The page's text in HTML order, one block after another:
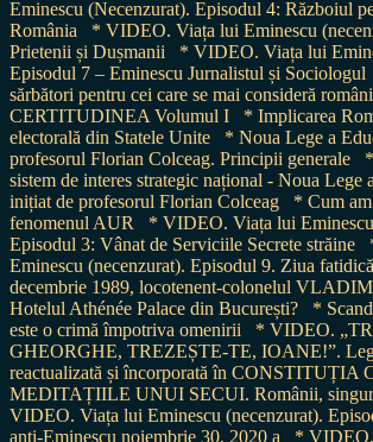
Eminescu (Necenzurat). Episodul 4: Războiul
România
* VIDEO. Viața lui Eminescu
Prietenii și Dușmanii
* VIDEO. Viața lui
Episodul 7 – Eminescu Jurnalistul și Sociologul
sărbători pentru cei care se mai consideră
CERTITUDINEA Volumul I
* Implicarea
electorală din Statele Unite
* Noua Lege a
profesorul Florian Colceag. Principii generale
sistem de interes strategic național - Noua Lege
inițiat de profesorul Florian Colceag
* Cum
fenomenul AUR
* VIDEO. Viața lui
Episodul 3: Vânat de Serviciile Secrete străine
Eminescu (necenzurat). Episodul 9. Ziua fatidică
decembrie 1989, locotenent-colonelul
Hotelul Athénée Palace din București?
*
este o crimă împotriva omenirii
* VIDEO.
GHEORGHE, TREZEȘTE-TE, IOANE!”.
reactualizată și încorporată în CONSTITUȚIA
MEDITAȚIILE UNUI SECUI. Românii,
VIDEO. Viața lui Eminescu (necenzurat).
anti-Eminescu noiembrie 30, 2020 a
*